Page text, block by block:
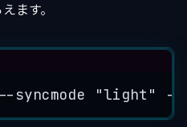
ます。
"light " --